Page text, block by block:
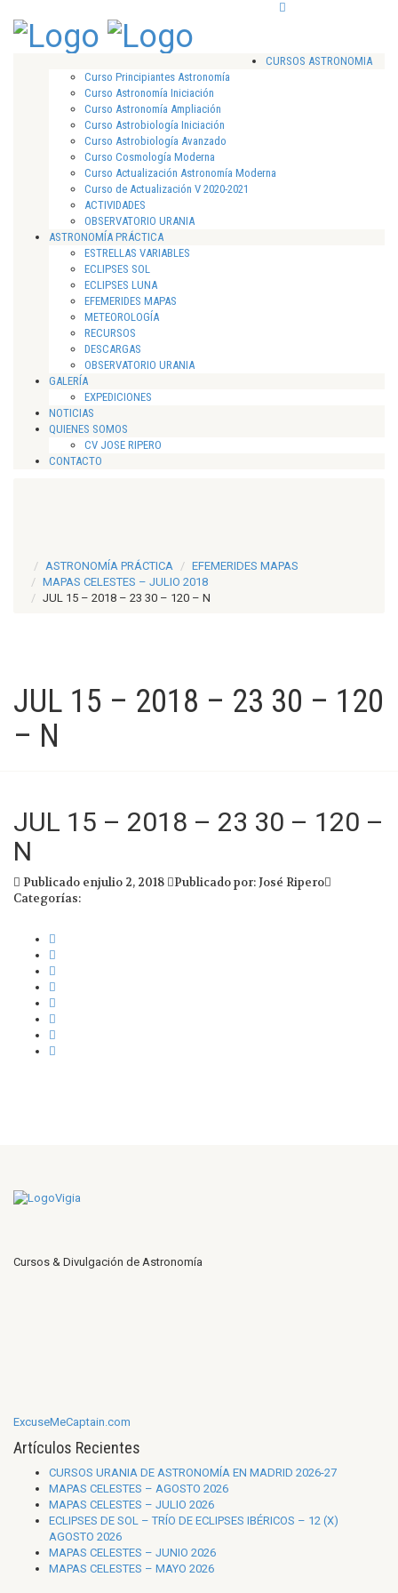
CURSOS ASTRONOMIA
Curso Principiantes Astronomía
Curso Astronomía Iniciación
Curso Astronomía Ampliación
Curso Astrobiología Iniciación
Curso Astrobiología Avanzado
Curso Cosmología Moderna
Curso Actualización Astronomía Moderna
Curso de Actualización V 2020-2021
ACTIVIDADES
OBSERVATORIO URANIA
ASTRONOMÍA PRÁCTICA
ESTRELLAS VARIABLES
ECLIPSES SOL
ECLIPSES LUNA
EFEMERIDES MAPAS
METEOROLOGÍA
RECURSOS
DESCARGAS
OBSERVATORIO URANIA
GALERÍA
EXPEDICIONES
NOTICIAS
QUIENES SOMOS
CV JOSE RIPERO
CONTACTO
ASTRONOMÍA PRÁCTICA
EFEMERIDES MAPAS
MAPAS CELESTES – JULIO 2018
JUL 15 – 2018 – 23 30 – 120 – N
JUL 15 – 2018 – 23 30 – 120
– N
JUL 15 – 2018 – 23 30 – 120 –
N
Publicado enjulio 2, 2018
Publicado por: José Ripero
Categorías:
Cursos & Divulgación de Astronomía
ExcuseMeCaptain.com
Artículos Recientes
CURSOS URANIA DE ASTRONOMÍA EN MADRID 2026-27
MAPAS CELESTES – AGOSTO 2026
MAPAS CELESTES – JULIO 2026
ECLIPSES DE SOL – TRÍO DE ECLIPSES IBÉRICOS – 12 (X)
AGOSTO 2026
MAPAS CELESTES – JUNIO 2026
MAPAS CELESTES – MAYO 2026